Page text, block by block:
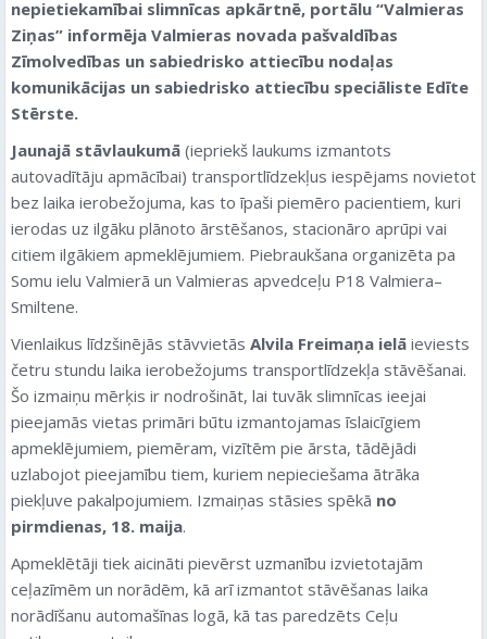
nepietiekamībai slimnīcas apkārtnē, portālu “Valmieras
Ziņas” informēja Valmieras novada pašvaldības
Zīmolvedības un sabiedrisko attiecību nodaļas
komunikācijas un sabiedrisko attiecību speciāliste Edīte
Stērste.
Jaunajā stāvlaukumā (iepriekš laukums izmantots
autovadītāju apmācībai) transportlīdzekļus iespējams novietot
bez laika ierobežojuma, kas to īpaši piemēro pacientiem, kuri
ierodas uz ilgāku plānoto ārstēšanos, stacionāro aprūpi vai
citiem ilgākiem apmeklējumiem. Piebraukšana organizēta pa
Somu ielu Valmierā un Valmieras apvedceļu P18 Valmiera–
Smiltene.
Vienlaikus līdzšinējās stāvvietās Alvila Freimaņa ielā ieviests
četru stundu laika ierobežojums transportlīdzekļa stāvēšanai.
Šo izmaiņu mērķis ir nodrošināt, lai tuvāk slimnīcas ieejai
pieejamās vietas primāri būtu izmantojamas īslaicīgiem
apmeklējumiem, piemēram, vizītēm pie ārsta, tādējādi
uzlabojot pieejamību tiem, kuriem nepieciešama ātrāka
piekļuve pakalpojumiem. Izmaiņas stāsies spēkā no
pirmdienas, 18. maija.
Apmeklētāji tiek aicināti pievērst uzmanību izvietotajām
ceļazīmēm un norādēm, kā arī izmantot stāvēšanas laika
norādīšanu automašīnas logā, kā tas paredzēts Ceļu